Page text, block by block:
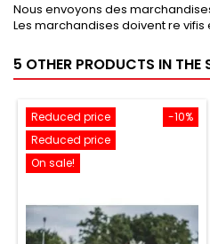
Nous envoyons des
Les marchandises doivent re
5 OTHER PRODUCTS IN THE
-10%
Reduced price
Reduced price
On sale!